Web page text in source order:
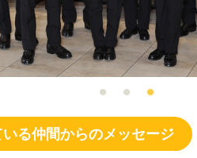
る仲間からのメッセージ